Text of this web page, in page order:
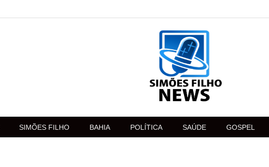
SIMÕES FILHO BAHIA POLÍTICA SAÚDE GOSPEL